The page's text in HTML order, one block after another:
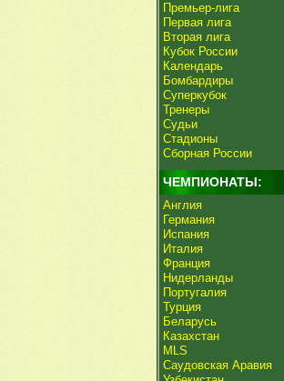
Премьер-лига
Первая лига
Вторая лига
Кубок России
Календарь
Бомбардиры
Суперкубок
Тренеры
Судьи
Стадионы
Сборная России
ЧЕМПИОНАТЫ:
Англия
Германия
Испания
Италия
Франция
Нидерланды
Португалия
Турция
Беларусь
Казахстан
MLS
Саудовская Аравия